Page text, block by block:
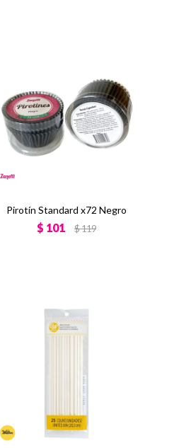
Pirotín Standard x72 Negro
$ 101 $119